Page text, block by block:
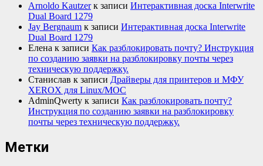
Arnoldo Kautzerк записи Интерактивная доска Interwrite
Dual Board 1279
Jay Bergnaum к записи Интерактивная доска Interwrite
Dual Board 1279
Елена к записи Как разблокировать почту? Инструкция
по созданию заявки на разблокировку почты через
техническую поддержку.
Станислав к записи Драйверы для принтеров и МФУ
XEROX для Linux/МОС
AdminQwerty к записи Как разблокировать почту?
Инструкция по созданию заявки на разблокировку
почты через техническую поддержку.
Метки